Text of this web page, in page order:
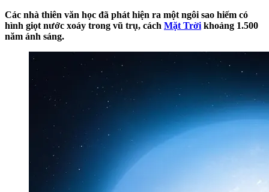
Các nhà thiên văn học đã phát hiện ra một ngôi sao hiếm có
hình giọt nước xoáy trong vũ trụ, cách Mặt Trời khoảng 1.500
năm ánh sáng.